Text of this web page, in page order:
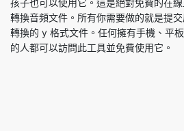
的人都可以訪問此工具並免費使用它。